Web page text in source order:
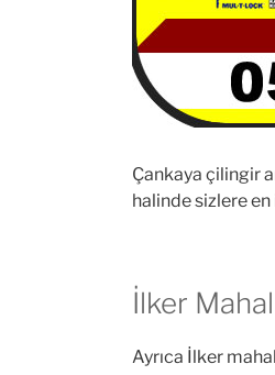
Çankaya çilingir
halinde sizlere
İlker
Ayrıca İlker